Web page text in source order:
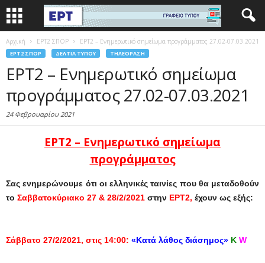
Αρχική EΡΤ2 ΣΠΟΡ ΕΡΤ2 – Ενημερωτικό σημείωμα προγράμματος 27.02-07.03.2021
EΡΤ2 ΣΠΟΡ ΔΕΛΤΊΑ ΤΎΠΟΥ ΤΗΛΕΌΡΑΣΗ
ΕΡΤ2 – Ενημερωτικό σημείωμα
προγράμματος 27.02-07.03.2021
24 Φεβρουαρίου 2021
ΕΡΤ2 – Ενημερωτικό σημείωμα
προγράμματος
Σας ενημερώνουμε ότι οι ελληνικές ταινίες που θα μεταδοθούν
το Σαββατοκύριακο 27 & 28/2/2021 στην ΕΡΤ2, έχουν ως εξής:
Σάββατο 27/2/2021, στις 14:00: «Κατά λάθος διάσημος» Κ W